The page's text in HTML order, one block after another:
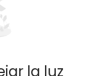
la luz